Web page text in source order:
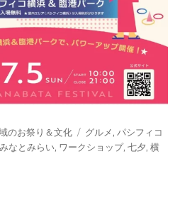
のお祭り＆文化
タ
グ
グルメ, パシフィコ
みなとみらい, ワークショップ,七夕,横